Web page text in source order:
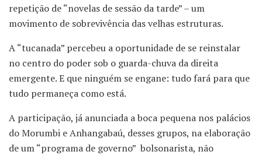
repetição de “novelas de sessão da tarde” – um
movimento de sobrevivência das velhas estruturas.
A “tucanada” percebeu a oportunidade de se reinstalar
no centro do poder sob o guarda-chuva da direita
emergente. E que ninguém se engane: tudo fará para que
tudo permaneça como está.
A participação, já anunciada a boca pequena nos palácios
do Morumbi e Anhangabaú, desses grupos, na elaboração
de um “programa de governo” bolsonarista, não